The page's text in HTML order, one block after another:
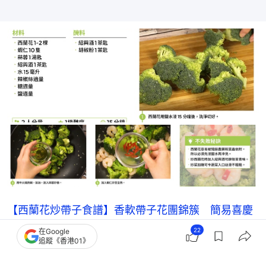
【西蘭花炒帶子食譜】香軟帶子花團錦簇　簡易喜慶
家常菜在Google
追蹤《香港01》
22